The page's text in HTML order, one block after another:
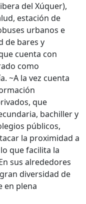
del Xúquer),
estación de
urbanos e
de bares y
cuenta con
como
~A la vez cuenta
que
bachiller y
públicos,
la proximidad a
que facilita la
sus alrededores
diversidad de
en plena